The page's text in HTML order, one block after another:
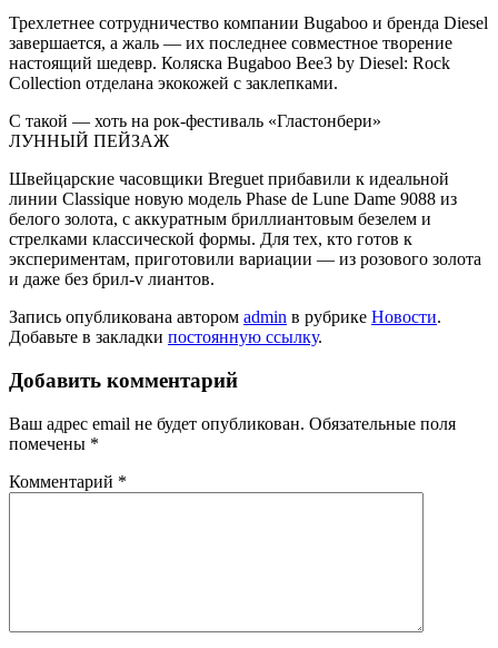
Трехлетнее сотрудничество компании Bugaboo и бренда Diesel
завершается, а жаль — их последнее совместное творение
настоящий шедевр. Коляска Bugaboo Bee3 by Diesel: Rock
Collection отделана экокожей с заклепками.
С такой — хоть на рок-фестиваль «Гластонбери»
ЛУННЫЙ ПЕЙЗАЖ
Швейцарские часовщики Breguet прибавили к идеальной
линии Classique новую модель Phase de Lune Dame 9088 из
белого золота, с аккуратным бриллиантовым безелем и
стрелками классической формы. Для тех, кто готов к
экспериментам, приготовили вариации — из розового золота
и даже без брил-v лиантов.
Запись опубликована автором admin в рубрике Новости.
Добавьте в закладки постоянную ссылку.
Добавить комментарий
Ваш адрес email не будет опубликован. Обязательные поля
помечены *
Комментарий *